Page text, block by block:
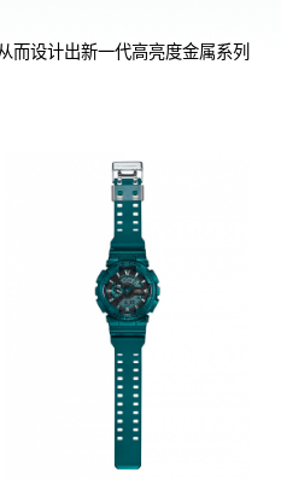
而设计出新一代高亮度金属系列